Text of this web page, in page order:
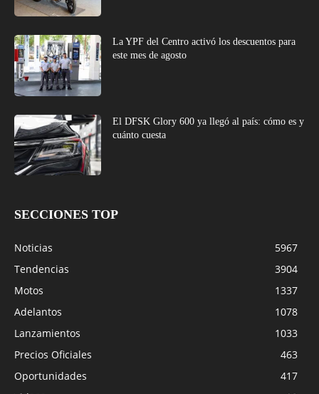
La YPF del Centro activó los descuentos para
este mes de agosto
El DFSK Glory 600 ya llegó al país: cómo es y
cuánto cuesta
SECCIONES TOP
Noticias
5967
Tendencias
3904
Motos
1337
Adelantos
1078
Lanzamientos
1033
Precios Oficiales
463
Oportunidades
417